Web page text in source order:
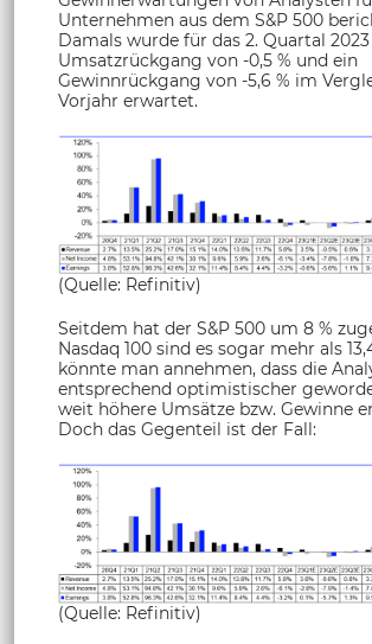
Unternehmen aus dem S&P 500
Damals wurde für das 2. Quartal
Umsatzrückgang von -0,5 % und ein
Gewinnrückgang von -5,6 % im
Vorjahr erwartet.
(Quelle: Refinitiv)
Seitdem hat der S&P 500 um 8 %
Nasdaq 100 sind es sogar mehr als
könnte man annehmen, dass die
entsprechend optimistischer
weit höhere Umsätze bzw. Gewinne
Doch das Gegenteil ist der Fall:
(Quelle: Refinitiv)